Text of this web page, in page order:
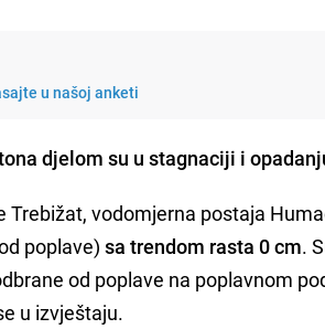
u našoj anketi
djelom su u stagnaciji i
Trebižat, vodomjerna postaja
poplave)sa trendom rasta 0 cm.
od poplave na poplavnom
u izvještaju.